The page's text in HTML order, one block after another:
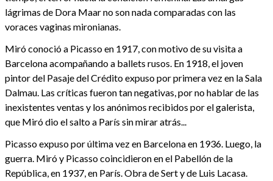
lágrimas de Dora Maar no son nada comparadas con las
voraces vaginas mironianas.
Miró conoció a Picasso en 1917, con motivo de su visita a
Barcelona acompañando a ballets rusos. En 1918, el joven
pintor del Pasaje del Crédito expuso por primera vez en la Sala
Dalmau. Las críticas fueron tan negativas, por no hablar de las
inexistentes ventas y los anónimos recibidos por el galerista,
que Miró dio el salto a París sin mirar atrás...
Picasso expuso por última vez en Barcelona en 1936. Luego, la
guerra. Miró y Picasso coincidieron en el Pabellón de la
República, en 1937, en París. Obra de Sert y de Luis Lacasa.